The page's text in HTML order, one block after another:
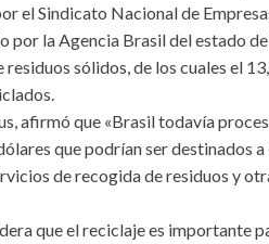
el Sindicato Nacional de
por la Agencia Brasil del estado
sólidos, de los cuales el
afirmó que «Brasil todavía
que podrían ser destinados
de recogida de residuos y
que el reciclaje es importante